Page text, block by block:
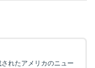
れたアメリカのニュー